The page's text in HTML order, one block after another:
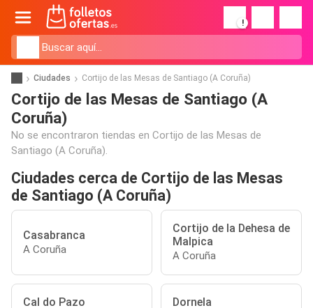
!
Ciudades Cortijo de las Mesas de Santiago (A Coruña)
Cortijo de las Mesas de Santiago (A
Coruña)
No se encontraron tiendas en Cortijo de las Mesas de
Santiago (A Coruña).
Ciudades cerca de Cortijo de las Mesas
de Santiago (A Coruña)
Casabranca
A Coruña
Cortijo de la Dehesa de
Malpica
A Coruña
Cal do Pazo Dornela